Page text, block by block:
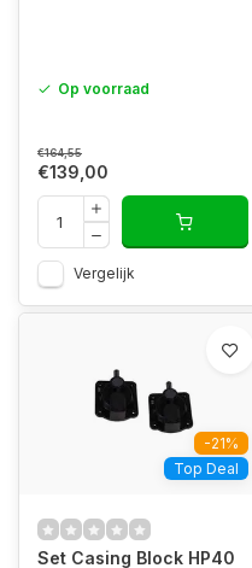
Op voorraad
€164,55
€139,00
Vergelijk
-21%
Top Deal
Set Casing Block HP40